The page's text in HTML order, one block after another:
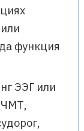
функция
ЭЭГ или
ЧМТ,